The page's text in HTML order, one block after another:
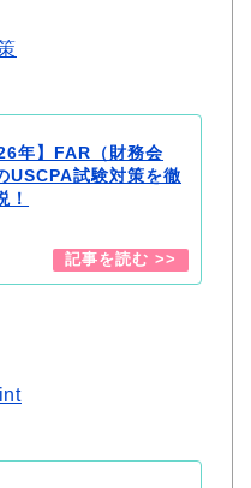
年】FAR（財務会
USCPA試験対策を徹
！